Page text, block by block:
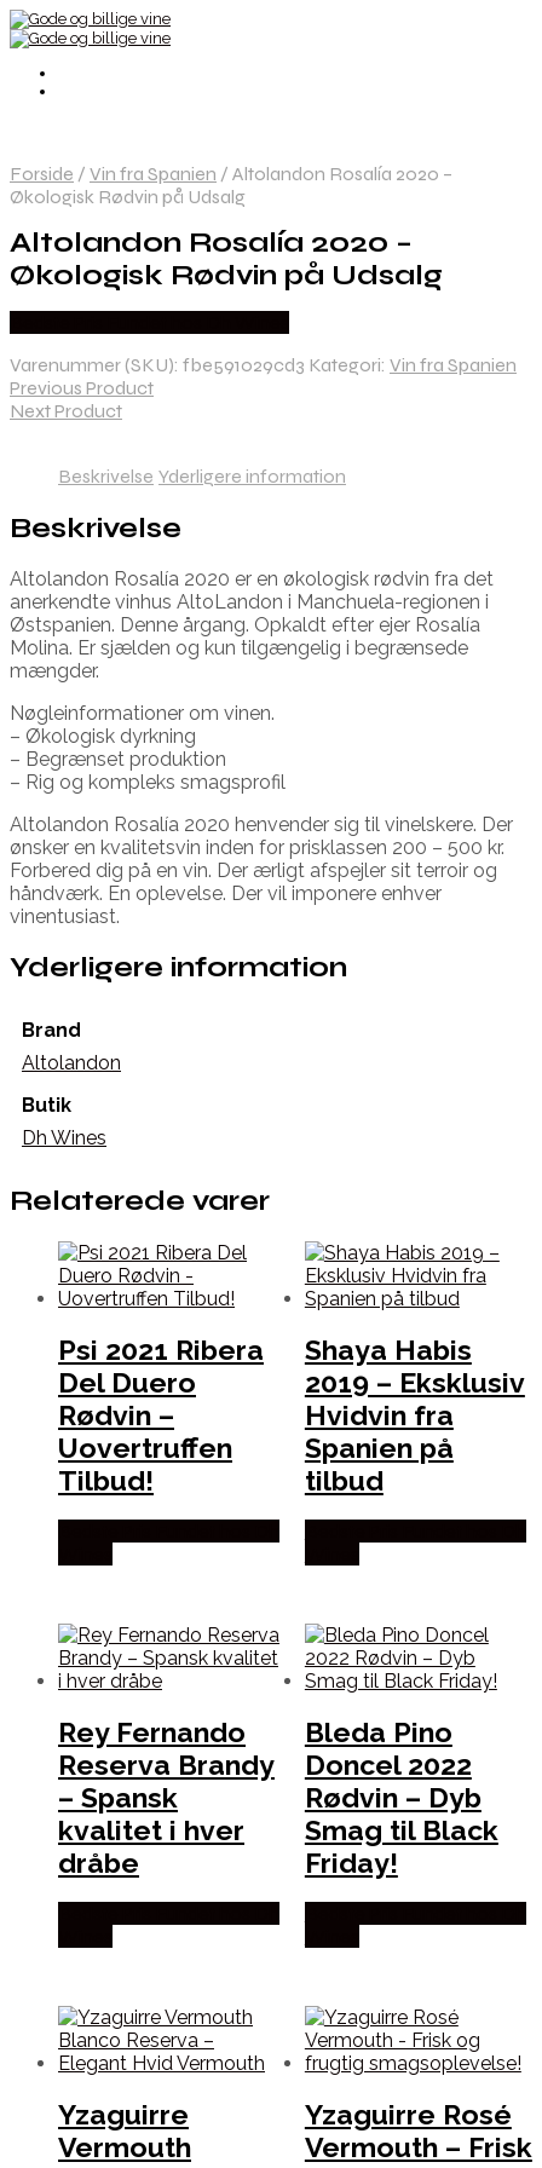
Forside / Vin fra Spanien / Altolandon Rosalía 2020 –
Økologisk Rødvin på Udsalg
Altolandon Rosalía 2020 –
Økologisk Rødvin på Udsalg
Varenummer (SKU): fbe591029cd3 Kategori: Vin fra Spanien
Previous Product
Next Product
Beskrivelse Yderligere information
Beskrivelse
Altolandon Rosalía 2020 er en økologisk rødvin fra det
anerkendte vinhus AltoLandon i Manchuela-regionen i
Østspanien. Denne årgang. Opkaldt efter ejer Rosalía
Molina. Er sjælden og kun tilgængelig i begrænsede
mængder.
Nøgleinformationer om vinen.
– Økologisk dyrkning
– Begrænset produktion
– Rig og kompleks smagsprofil
Altolandon Rosalía 2020 henvender sig til vinelskere. Der
ønsker en kvalitetsvin inden for prisklassen 200 – 500 kr.
Forbered dig på en vin. Der ærligt afspejler sit terroir og
håndværk. En oplevelse. Der vil imponere enhver
vinentusiast.
Yderligere information
Brand
Altolandon
Butik
Dh Wines
Relaterede varer
Psi 2021 Ribera
Del Duero
Rødvin –
Uovertruffen
Tilbud!
Shaya Habis
2019 – Eksklusiv
Hvidvin fra
Spanien på
tilbud
Rey Fernando
Reserva Brandy
– Spansk
kvalitet i hver
dråbe
Bleda Pino
Doncel 2022
Rødvin – Dyb
Smag til Black
Friday!
Yzaguirre
Vermouth
Yzaguirre Rosé
Vermouth – Frisk